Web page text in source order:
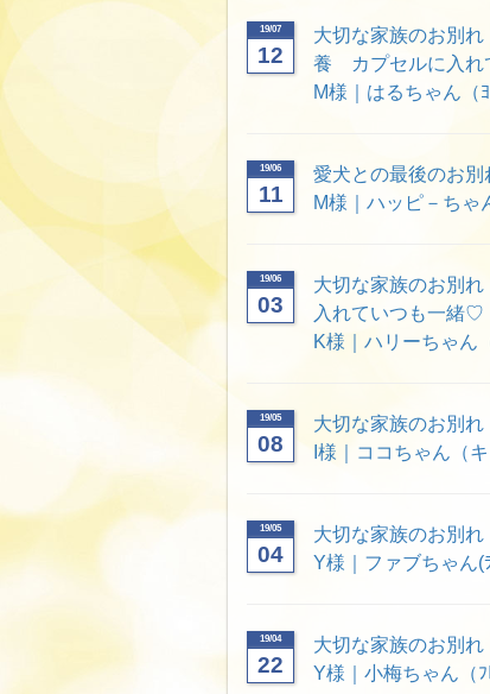
19/07
12
大切な家族のお別
養 カプセルに入れ
M様｜はるちゃん（
19/06
11
愛犬との最後のお
M様｜ハッピ－ちゃ
19/06
03
大切な家族のお別
入れていつも一緒♡
K様｜ハリーちゃん
19/05
08
大切な家族のお別
I様｜ココちゃん（
19/05
04
大切な家族のお別
Y様｜ファブちゃん(
19/04
22
大切な家族のお別
Y様｜小梅ちゃん（